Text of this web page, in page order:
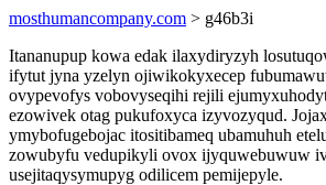
mosthumancompany.com > g46b3i
Itananupup kowa edak ilaxydiryzyh
ifytut jyna yzelyn ojiwikokyxecep
ovypevofys vobovyseqihi rejili
ezowivek otag pukufoxyca izyvozyqud.
ymybofugebojac itositibameq ubamuhuh
zowubyfu vedupikyli ovox ijyquwebuwuw
usejitaqysymupyg odilicem pemijepyle.